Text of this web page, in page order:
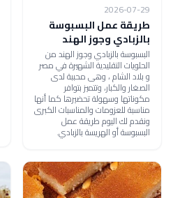
2026-07-29
طريقة عمل البسبوسة
بالزبادي وجوز الهند
البسبوسة بالزبادي وجوز الهند من
الحلويات التقليدية الشهيرة في مصر
و بلاد الشام ، وهى محببة لدى
الصغار والكبار، وتتميز بتوافر
مكوناتها وسهولة تحضيرها كما أنها
مناسبة للعزومات والمناسبات الكبرى
ونقدم لك اليوم طريقة عمل
البسبوسة أو الهريسة بالزبادي.